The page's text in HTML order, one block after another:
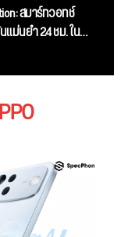
สมาร์ทวอทช์
ม่นยำ 24 ชม. ใน